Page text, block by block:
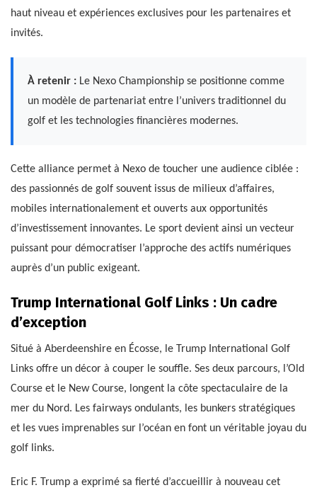
haut niveau et expériences exclusives pour les partenaires et
invités.
À retenir : Le Nexo Championship se positionne comme
un modèle de partenariat entre l’univers traditionnel du
golf et les technologies financières modernes.
Cette alliance permet à Nexo de toucher une audience ciblée :
des passionnés de golf souvent issus de milieux d’affaires,
mobiles internationalement et ouverts aux opportunités
d’investissement innovantes. Le sport devient ainsi un vecteur
puissant pour démocratiser l’approche des actifs numériques
auprès d’un public exigeant.
Trump International Golf Links : Un cadre
d’exception
Situé à Aberdeenshire en Écosse, le Trump International Golf
Links offre un décor à couper le souffle. Ses deux parcours, l’Old
Course et le New Course, longent la côte spectaculaire de la
mer du Nord. Les fairways ondulants, les bunkers stratégiques
et les vues imprenables sur l’océan en font un véritable joyau du
golf links.
Eric F. Trump a exprimé sa fierté d’accueillir à nouveau cet